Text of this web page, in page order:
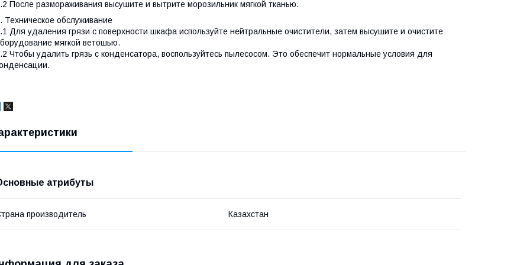
После размораживания высушите и вытрите морозильник мягкой тканью.
Техническое обслуживание
Для удаления грязи с поверхности шкафа используйте нейтральные очистители, затем высушите и очистите
мягкой ветошью.
Чтобы удалить грязь с конденсатора, воспользуйтесь пылесосом. Это обеспечит нормальные условия для
атрибуты
производитель Казахстан